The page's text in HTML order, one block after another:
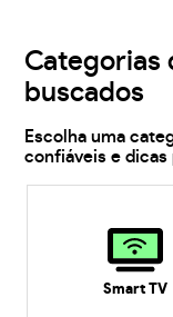
Categorias
buscados
Escolha uma
confiáveis e dicas
Smart TV